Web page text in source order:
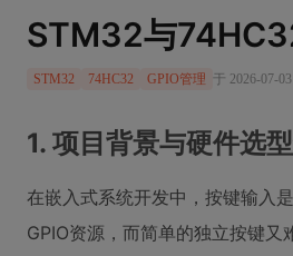
STM32与
STM32 74HC32 GPIO管理 于 2026-07-
1. 项目背景与硬件选
在嵌入式系统开发中，按键输入
GPIO资源，而简单的独立按键